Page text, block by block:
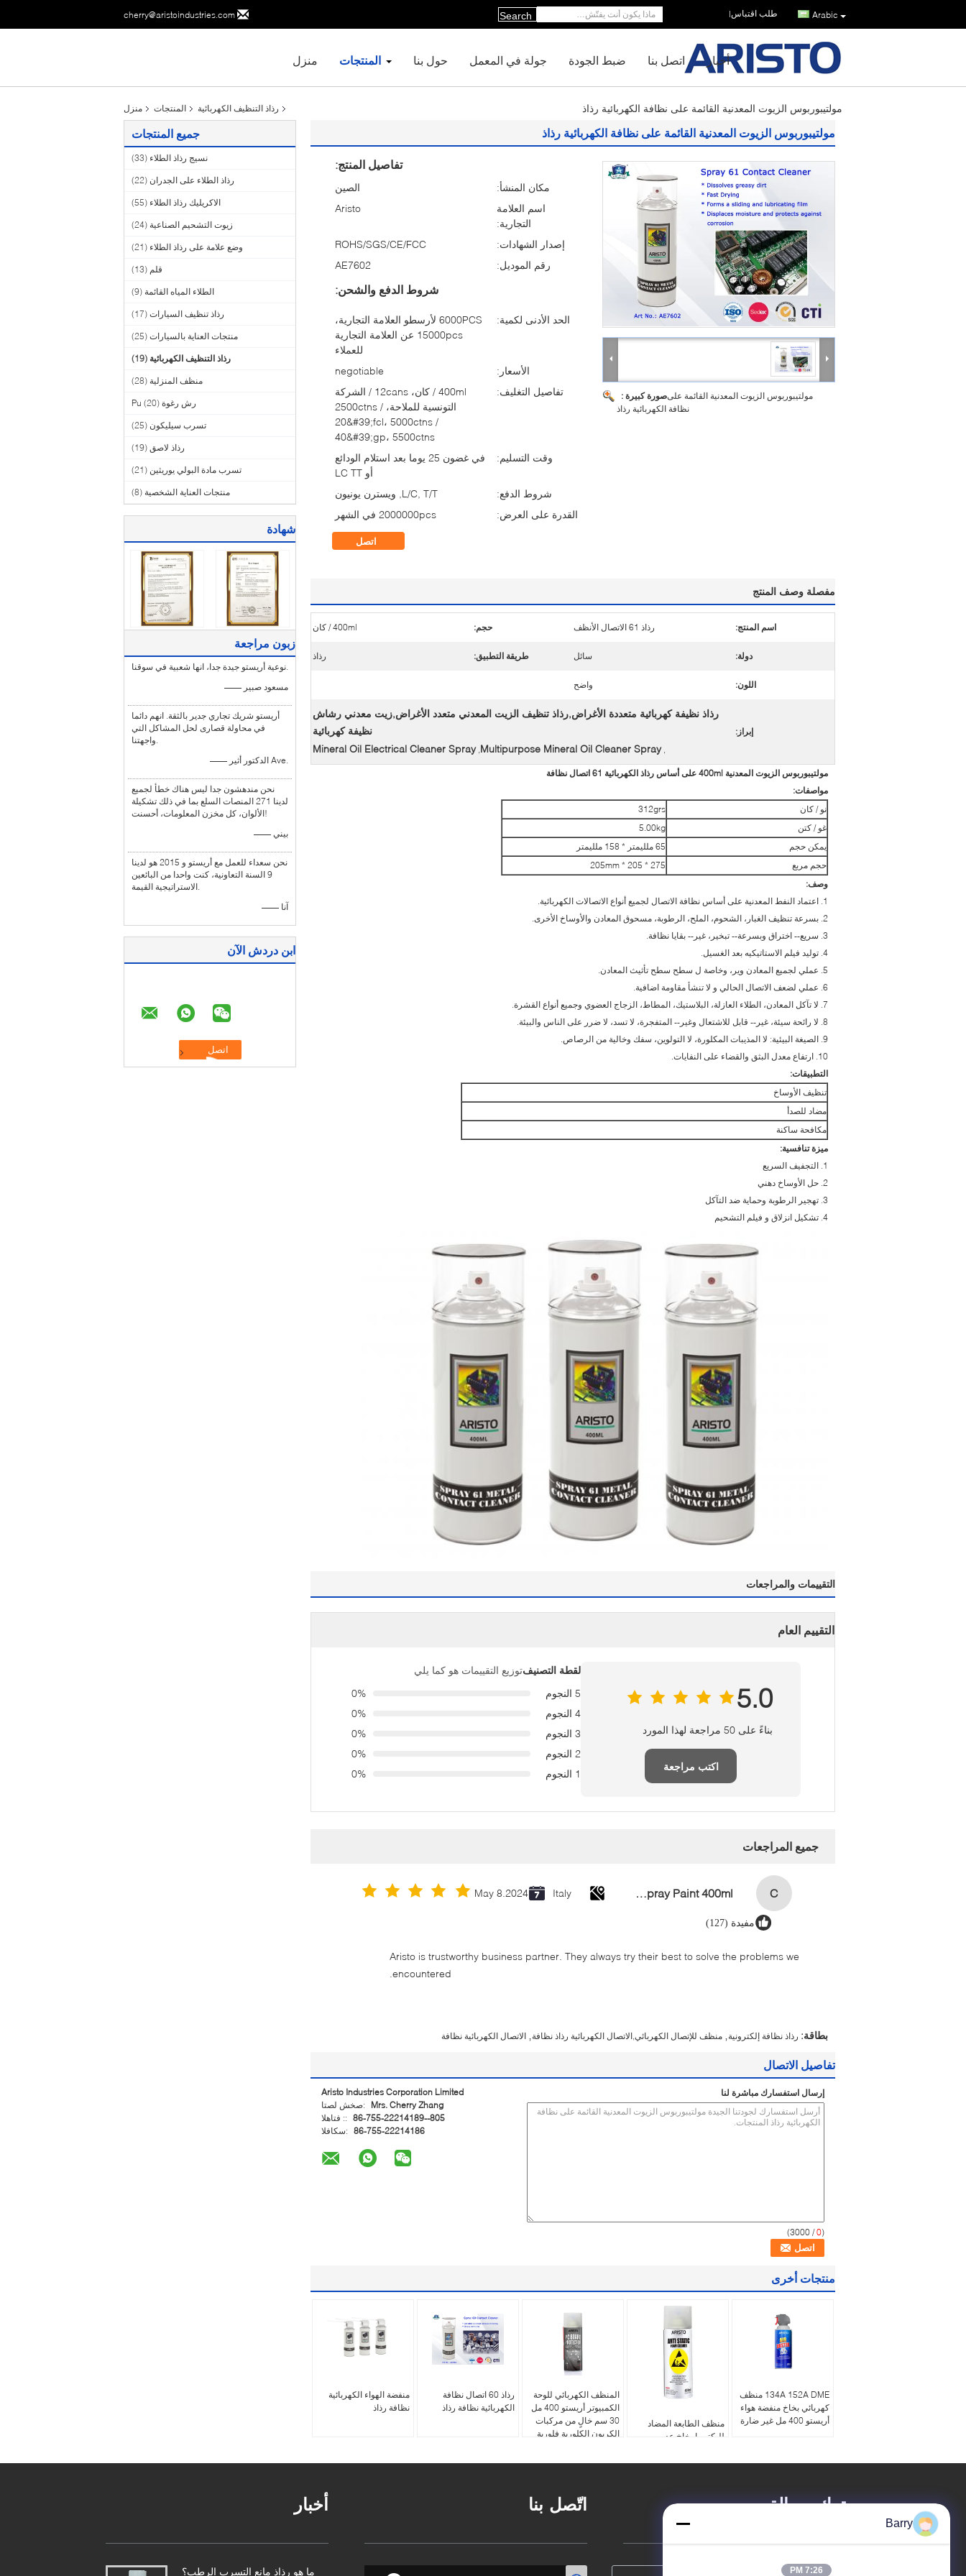
cherry@aristoindustries.com Arabic طلب اقتباس|
Search
منزل المنتجات حول بنا جولة في المعمل ضبط الجودة اتصل بنا أخبار
منزل المنتجات رذاذ التنظيف الكهربائية مولتيبوربوس الزيوت المعدنية القائمة على نظافة الكهربائية رذاذ
جميع المنتجات
نسيج رذاذ الطلاء (33)
رذاذ الطلاء على الجدران (22)
الاكريليك رذاذ الطلاء (55)
زيوت التشحيم الصناعية (24)
وضع علامة على رذاذ الطلاء (21)
قلم (13)
الطلاء المياه القائمة (9)
رذاذ تنظيف السيارات (17)
منتجات العناية بالسيارات (25)
رذاذ التنظيف الكهربائية (19)
منظف ​​المنزلية (28)
رش رغوة Pu (20)
تسرب سيليكون (25)
رذاذ لاصق (19)
تسرب مادة البولي يوريثين (21)
منتجات العناية الشخصية (8)
شهادة
زبون مراجعة
نوعية أريستو جيدة جدا، انها شعبية في سوقنا.
—— مسعود صبير
أريستو شريك تجاري جدير بالثقة. انهم دائما
في محاولة قصارى لحل المشاكل التي
واجهتنا.
—— الدكتور أثير Ave.
نحن مندهشون جدا ليس هناك خطأ لجميع
لدينا 271 المنصات السلع بما في ذلك تشكيلة
الألوان، كل مخزن المعلومات، أحسنت!
—— بيني
نحن سعداء للعمل مع أريستو و 2015 هو لدينا
9 السنة التعاونية، كنت واحدا من البائعين
الاستراتيجية القيمة.
—— آنا
ابن دردش الآن
مولتيبوربوس الزيوت المعدنية القائمة على نظافة الكهربائية رذاذ
صورة كبيرة :مولتيبوربوس الزيوت المعدنية القائمة على
نظافة الكهربائية رذاذ
تفاصيل المنتج:
مكان المنشأ:
الصين
اسم العلامة
التجارية:
Aristo
إصدار الشهادات:
ROHS/SGS/CE/FCC
رقم الموديل:
AE7602
شروط الدفع والشحن:
الحد الأدنى لكمية:
6000PCS لأرسطو العلامة التجارية،
15000pcs عن العلامة التجارية
للعملاء
الأسعار:
negotiable
تفاصيل التغليف:
400ml / كان، 12cans / الشركة
التونسية للملاحة، 2500ctns /
20&#39;fcl، 5000ctns /
40&#39;gp، 5500ctns
وقت التسليم:
في غضون 25 يوما بعد استلام الودائع
أو LC TT
شروط الدفع:
L/C, T/T, ويسترن يونيون
القدرة على العرض:
2000000pcs في الشهر
اتصل
مفصلة وصف المنتج
اسم المنتج: رذاذ 61 الاتصال الأنظف حجم: 400ml / كان
دولة: سائل طريقة التطبيق: رذاذ
اللون: واضح
إبراز:
رذاذ نظيفة كهربائية متعددة الأغراض,رذاذ تنظيف الزيت المعدني متعدد الأغراض,زيت معدني رشاش
نظيفة كهربائية
,
Multipurpose Mineral Oil Cleaner Spray
,
Mineral Oil Electrical Cleaner Spray
مولتيبوربوس الزيوت المعدنية 400ml على أساس رذاذ الكهربائية 61 اتصال نظافة
مواصفات:
نو / كان
312grs
غو / كتن
5.00kg
يمكن حجم
65 ملليمتر * 158 ملليمتر
حجم مربع
275 * 205 * 205mm
وصف:
1. اعتماد النفط المعدنية على أساس نظافة الاتصال لجميع أنواع الاتصالات الكهربائية.
2. بسرعة تنظيف الغبار، الشحوم، الملح، الرطوبة، مسحوق المعادن والأوساخ الأخرى.
3. سريع-- اختراق وبسرعة-- تبخير، غير-- بقايا نظافة.
4. توليد فيلم الاستاتيكيه بعد الغسيل.
5. عملي لجميع المعادن وير، وخاصة ل سطح سطح تأثيث المعادن.
6. عملي لضعف الاتصال الحالي و لا تنشأ مقاومة اضافية.
7. لا تآكل المعادن، الطلاء العازلة، البلاستيك، المطاط، الزجاج العضوي وجميع أنواع القشرة.
8. لا رائحة سيئة، غير-- قابل للاشتعال وغير-- المتفجرة، لا تسد، لا ضرر على الناس والبيئة.
9. الصيغة البيئية: لا المذيبات المكلورة، لا التولوين، سفك وخالية من الرصاص.
10. ارتفاع معدل البثق والقضاء على النفايات.
التطبيقات:
تنظيف الأوساخ
مضاد للصدأ
مكافحة ساكنة
ميزة تنافسية:
1. التجفيف السريع
2. حل الأوساخ دهني
3. تهجير الرطوبة وحماية ضد التآكل
4. تشكيل انزلاق و فيلم التشحيم
التقييمات والمراجعات
التقييم العام
5.0
بناءً على 50 مراجعة لهذا المورد
اكتب مراجعة
لقطة التصنيفتوزيع التقييمات هو كما يلي
5 النجوم
0%
4 النجوم
0%
3 النجوم
0%
2 النجوم
0%
1 النجوم
0%
جميع المراجعات
C
Italy
May 8.2024
مفيدة (127)
Aristo is trustworthy business partner. They always try their best to solve the problems we
encountered.
بطاقة: رذاذ نظافة إلكترونية منظف للإتصال الكهربائي,الاتصال الكهربائية رذاذ نظافة الاتصال الكهربائية نظافة
تفاصيل الاتصال
Aristo Industries Corporation Limited
اتصل شخص:
Mrs. Cherry Zhang
الهاتف :: 86-755-22214189--805
الفاكس: 86-755-22214186
إرسال استفسارك مباشرة لنا
(
0
/ 3000)
منتجات أخرى
منفضة الهواء الكهربائية
نظافة رذاذ
رذاذ 60 ​​اتصال نظافة
الكهربائية نظافة رذاذ
المنظف الكهربائي للوحة
الكمبيوتر أريستو 400 مل
30 سم خالٍ من مركبات
الكربون الكلورية فلورية
منظف ​​الطابعة المضاد
للبكتيريا بخاخ عديم
رغوي مضاد للكهرباء
134A 152A DME منظف
كهربائي بخاخ منفضة هواء
أريستو 400 مل غير ضارة
أخبار
ما هو رذاذ مانع التسرب الرطب؟
اتّصل بنا ترك رسالة
Barry
7:26 PM